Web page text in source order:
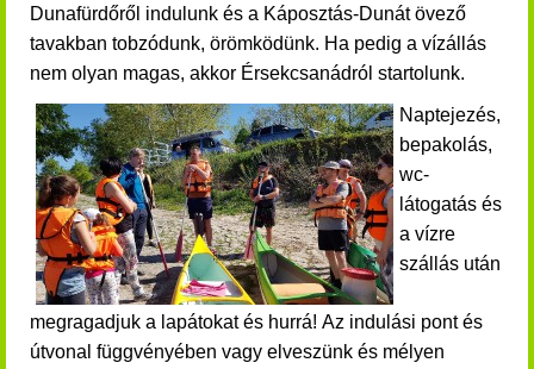
Dunafürdőről indulunk és a Káposztás-Dunát övező
tavakban tobzódunk, örömködünk. Ha pedig a vízállás
nem olyan magas, akkor Érsekcsanádról startolunk.
Naptejezés,
bepakolás,
wc-
látogatás és
a vízre
szállás után
megragadjuk a lapátokat és hurrá! Az indulási pont és
útvonal függvényében vagy elveszünk és mélyen